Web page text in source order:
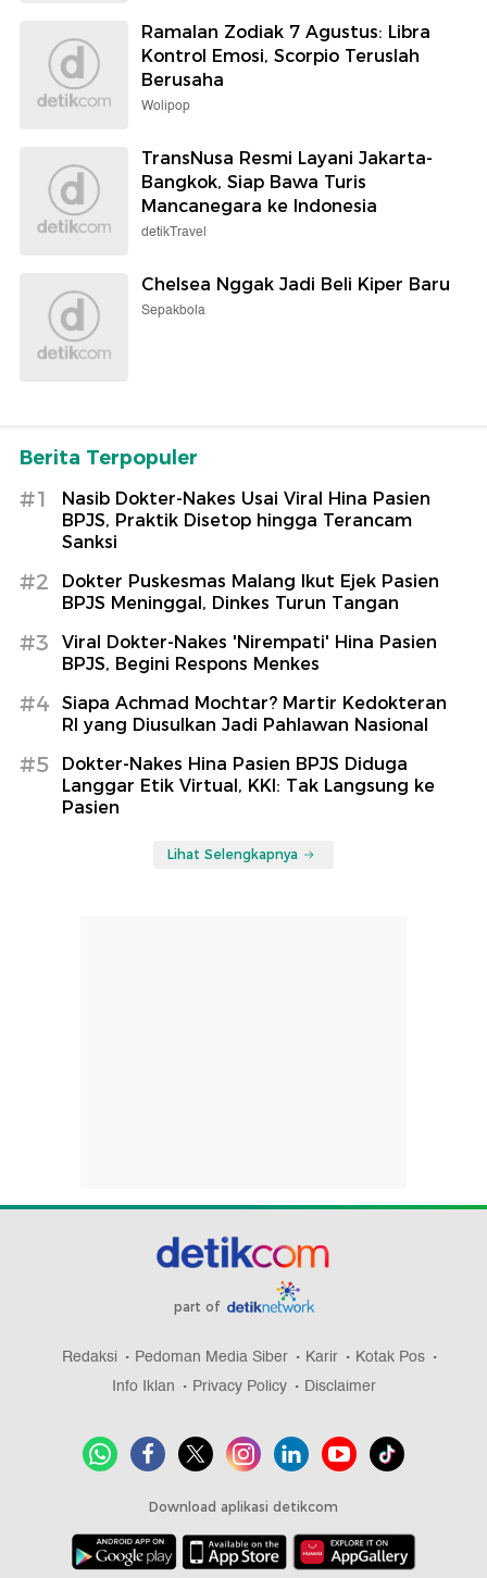
Ramalan Zodiak 7 Agustus: Libra
Kontrol Emosi, Scorpio Teruslah
Berusaha
Wolipop
TransNusa Resmi Layani Jakarta-
Bangkok, Siap Bawa Turis
Mancanegara ke Indonesia
detikTravel
Chelsea Nggak Jadi Beli Kiper Baru
Sepakbola
Berita Terpopuler
#1
Nasib Dokter-Nakes Usai Viral Hina Pasien
BPJS, Praktik Disetop hingga Terancam
Sanksi
#2
Dokter Puskesmas Malang Ikut Ejek Pasien
BPJS Meninggal, Dinkes Turun Tangan
#3
Viral Dokter-Nakes 'Nirempati' Hina Pasien
BPJS, Begini Respons Menkes
#4
Siapa Achmad Mochtar? Martir Kedokteran
RI yang Diusulkan Jadi Pahlawan Nasional
#5
Dokter-Nakes Hina Pasien BPJS Diduga
Langgar Etik Virtual, KKI: Tak Langsung ke
Pasien
Lihat Selengkapnya
part of
Redaksi Pedoman Media Siber Karir
Kotak Pos
Info Iklan
Privacy Policy Disclaimer
Download aplikasi detikcom